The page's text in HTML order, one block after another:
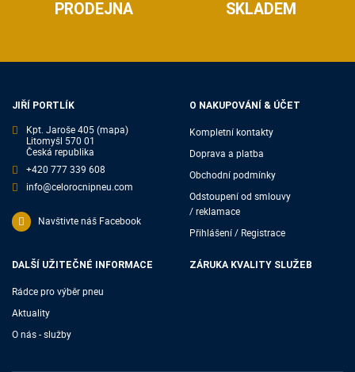
PRODEJNA SKLADEM
JIŘÍ PORTLÍK
Kpt. Jaroše 405(mapa)
Litomyšl 570 01
Česká republika
+420 777 339 608
info@celorocnipneu.com
Navštivte náš Facebook
O NAKUPOVÁNÍ & ÚČET
Kompletní kontakty
Doprava a platba
Obchodní podmínky
Odstoupení od smlouvy
/ reklamace
Přihlášení / Registrace
DALŠÍ UŽITEČNÉ INFORMACE
Rádce pro výběr pneu
Aktuality
O nás - služby
ZÁRUKA KVALITY SLUŽEB